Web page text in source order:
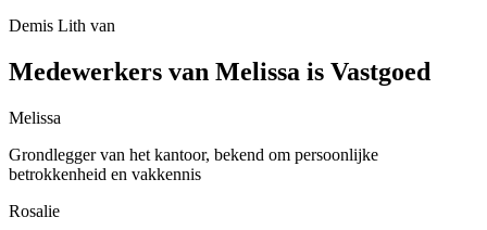
Demis Lith van
Medewerkers van Melissa is Vastgoed
Melissa
Grondlegger van het kantoor, bekend om persoonlijke
betrokkenheid en vakkennis
Rosalie